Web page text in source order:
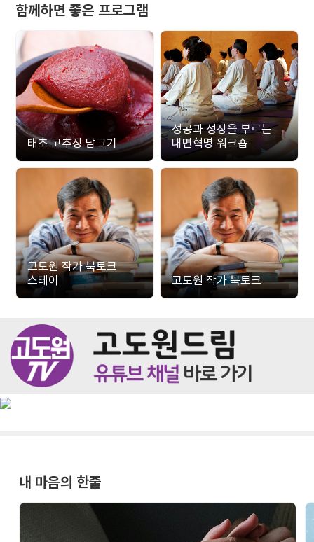
함께하면 좋은 프로그램
태초 고추장 담그기
성공과 성장을 부르는
내면혁명 워크숍
고도원 작가 북토크
스테이
고도원 작가 북토크
내 마음의 한줄